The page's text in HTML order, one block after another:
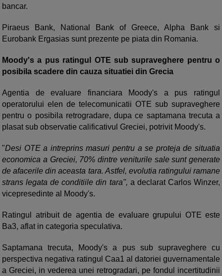
bancar.
Piraeus Bank, National Bank of Greece, Alpha Bank si
Eurobank Ergasias sunt prezente pe piata din Romania.
Moody's a pus ratingul OTE sub supraveghere pentru o
posibila scadere din cauza situatiei din Grecia
Agentia de evaluare financiara Moody's a pus ratingul
operatorului elen de telecomunicatii OTE sub supraveghere
pentru o posibila retrogradare, dupa ce saptamana trecuta a
plasat sub observatie calificativul Greciei, potrivit Moody's.
"Desi OTE a intreprins masuri pentru a se proteja de situatia
economica a Greciei, 70% dintre veniturile sale sunt generate
de afacerile din aceasta tara. Astfel, evolutia ratingului ramane
strans legata de conditiile din tara", a declarat Carlos Winzer,
vicepresedinte al Moody's.
Ratingul atribuit de agentia de evaluare grupului OTE este
Ba3, aflat in categoria speculativa.
Saptamana trecuta, Moody's a pus sub supraveghere cu
perspectiva negativa ratingul Caa1 al datoriei guvernamentale
a Greciei, in vederea unei retrogradari, pe fondul incertitudinii